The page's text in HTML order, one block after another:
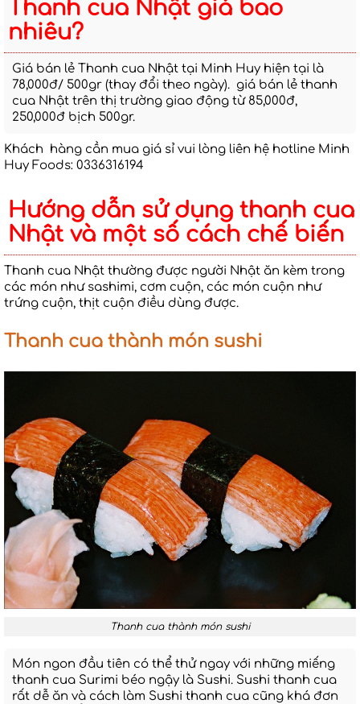
Thanh cua Nhật giá bao
nhiêu?
Giá bán lẻ Thanh cua Nhật tại Minh Huy hiện tại là
78,000đ/ 500gr (thay đổi theo ngày). giá bán lẻ thanh
cua Nhật trên thị trường giao động từ 85,000đ,
250,000đ bịch 500gr.
Khách hàng cần mua giá sỉ vui lòng liên hệ hotline Minh
Huy Foods: 0336316194
Hướng dẫn sử dụng thanh cua
Nhật và một số cách chế biến
Thanh cua Nhật thường được người Nhật ăn kèm trong
các món như sashimi, cơm cuộn, các món cuộn như
trứng cuộn, thịt cuộn điều dùng được.
Thanh cua thành món sushi
Thanh cua thành món sushi
Món ngon đầu tiên có thể thử ngay với những miếng
thanh cua Surimi béo ngậy là Sushi. Sushi thanh cua
rất dễ ăn và cách làm Sushi thanh cua cũng khá đơn